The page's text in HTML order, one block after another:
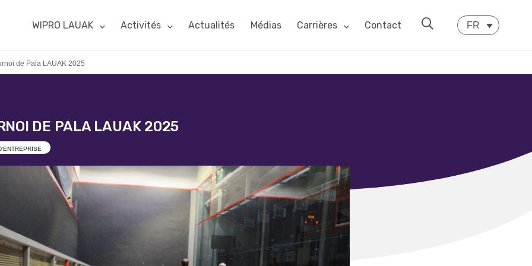
WIPRO LAUAK Activités Actualités Médias Carrières Contact FR
de Pala LAUAK 2025
DE PALA LAUAK 2025